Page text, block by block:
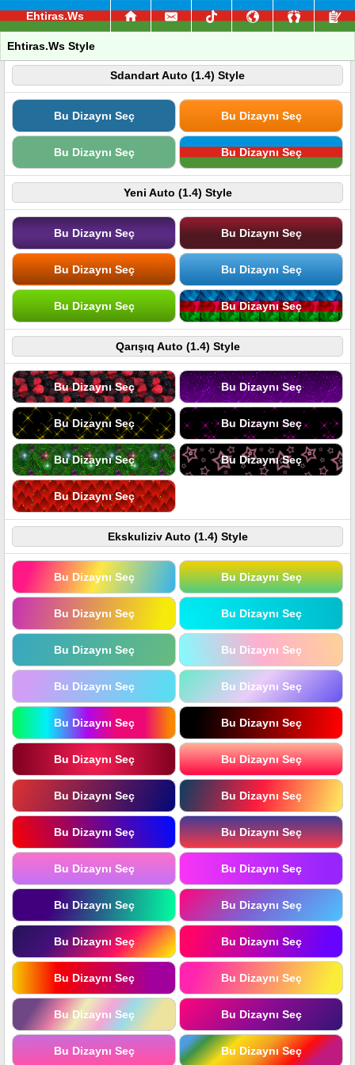
Ehtiras.Ws
Ehtiras.Ws Style
Sdandart Auto (1.4) Style
Bu Dizaynı Seç Bu Dizaynı Seç
Bu Dizaynı Seç Bu Dizaynı Seç
Yeni Auto (1.4) Style
Bu Dizaynı Seç Bu Dizaynı Seç
Bu Dizaynı Seç Bu Dizaynı Seç
Bu Dizaynı Seç Bu Dizaynı Seç
Qarışıq Auto (1.4) Style
Bu Dizaynı Seç Bu Dizaynı Seç
Bu Dizaynı Seç Bu Dizaynı Seç
Bu Dizaynı Seç Bu Dizaynı Seç
Bu Dizaynı Seç
Ekskuliziv Auto (1.4) Style
Bu Dizaynı Seç Bu Dizaynı Seç
Bu Dizaynı Seç Bu Dizaynı Seç
Bu Dizaynı Seç Bu Dizaynı Seç
Bu Dizaynı Seç Bu Dizaynı Seç
Bu Dizaynı Seç Bu Dizaynı Seç
Bu Dizaynı Seç Bu Dizaynı Seç
Bu Dizaynı Seç Bu Dizaynı Seç
Bu Dizaynı Seç Bu Dizaynı Seç
Bu Dizaynı Seç Bu Dizaynı Seç
Bu Dizaynı Seç Bu Dizaynı Seç
Bu Dizaynı Seç Bu Dizaynı Seç
Bu Dizaynı Seç Bu Dizaynı Seç
Bu Dizaynı Seç Bu Dizaynı Seç
Bu Dizaynı Seç Bu Dizaynı Seç